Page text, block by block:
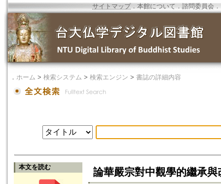
サイトマップ．本館について ． 諮問委員会 ．
． ホーム > 検索システム > 検索エンジン > 書誌の詳細内容
本文を読む 論華嚴宗對中觀學的繼承